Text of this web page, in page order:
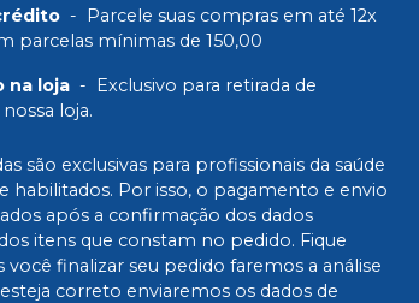
- Parcele suas compras em até 12x
parcelas mínimas de 150,00
na loja - Exclusivo para retirada de
loja.
são exclusivas para profissionais da saúde
habilitados. Por isso, o pagamento e envio
após a confirmação dos dados
itens que constam no pedido. Fique
você finalizar seu pedido faremos a análise
correto enviaremos os dados de